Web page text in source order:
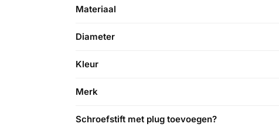
Materiaal
Diameter
Kleur
Merk
Schroefstift met plug toevoegen?